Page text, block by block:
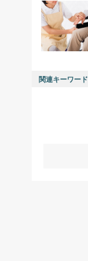
関連キーワード